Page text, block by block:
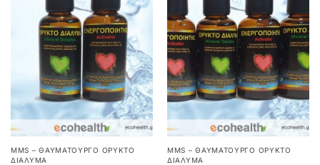
MMS – ΘΑΥΜΑΤΟΥΡΓΌ ΟΡΥΚΤΌ
ΔΙΆΛΥΜΑ
MMS – ΘΑΥΜΑΤΟΥΡΓΌ ΟΡΥΚΤΌ
ΔΙΆΛΥΜΑ